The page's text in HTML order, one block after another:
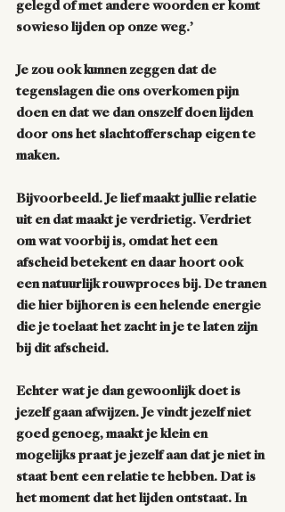
gelegd of met andere woorden er komt
sowieso lijden op onze weg.’
Je zou ook kunnen zeggen dat de
tegenslagen die ons overkomen pijn
doen en dat we dan onszelf doen lijden
door ons het slachtofferschap eigen te
maken.
Bijvoorbeeld. Je lief maakt jullie relatie
uit en dat maakt je verdrietig. Verdriet
om wat voorbij is, omdat het een
afscheid betekent en daar hoort ook
een natuurlijk rouwproces bij. De tranen
die hier bijhoren is een helende energie
die je toelaat het zacht in je te laten zijn
bij dit afscheid.
Echter wat je dan gewoonlijk doet is
jezelf gaan afwijzen. Je vindt jezelf niet
goed genoeg, maakt je klein en
mogelijks praat je jezelf aan dat je niet in
staat bent een relatie te hebben. Dat is
het moment dat het lijden ontstaat. In